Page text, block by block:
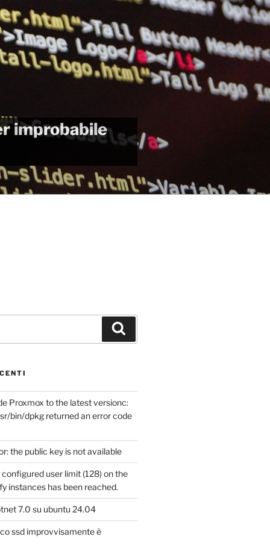
improbabile
Proxmox to the latest versionc:
bin/dpkg returned an error code
the public key is not available
configured user limit (128) on the
instances has been reached.
7.0 su ubuntu 24.04
ssd improvvisamente è